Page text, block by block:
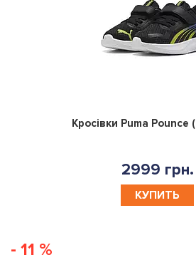
Кросівки Puma Pounce
2999 грн.
КУПИТЬ
- 11 %